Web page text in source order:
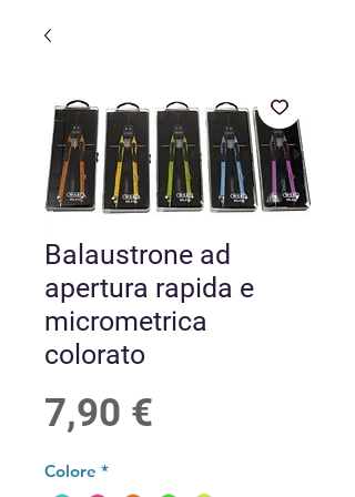
Balaustrone ad
apertura rapida e
micrometrica
colorato
7,90 €
Colore *